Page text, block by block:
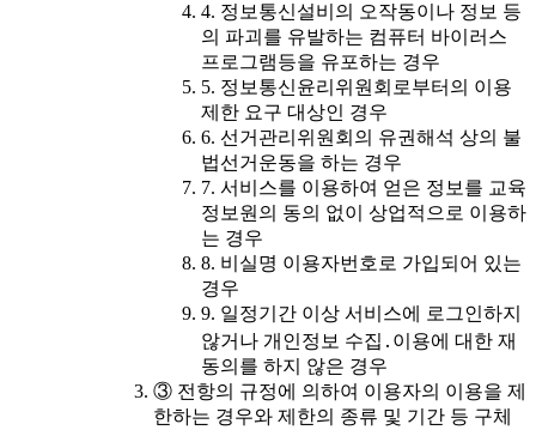
4. 정보통신설비의 오작동이나 정보 등
의 파괴를 유발하는 컴퓨터 바이러스
프로그램등을 유포하는 경우
5. 정보통신윤리위원회로부터의 이용
제한 요구 대상인 경우
6. 선거관리위원회의 유권해석 상의 불
법선거운동을 하는 경우
7. 서비스를 이용하여 얻은 정보를 교육
정보원의 동의 없이 상업적으로 이용하
는 경우
8. 비실명 이용자번호로 가입되어 있는
경우
9. 일정기간 이상 서비스에 로그인하지
않거나 개인정보 수집․이용에 대한 재
동의를 하지 않은 경우
③ 전항의 규정에 의하여 이용자의 이용을 제
한하는 경우와 제한의 종류 및 기간 등 구체